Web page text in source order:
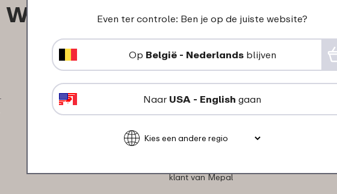
Wat anderen zeggen over
24-04-2023
"Prima artikel, voldoet
verwachtingen."
klant van Mepal
Even ter controle: Ben je op de juiste website?
Op België - Nederlandsblijven
Naar USA - English gaan